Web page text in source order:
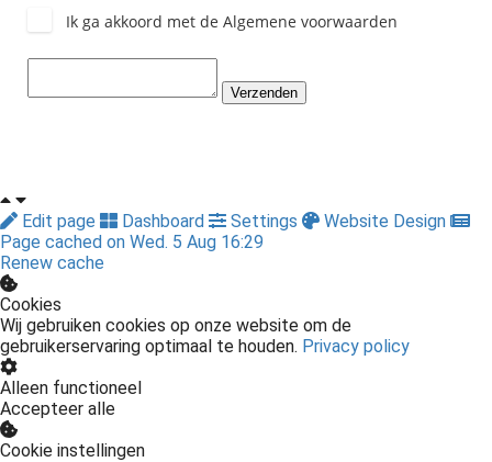
Ik ga akkoord met de Algemene voorwaarden
Verzenden
Edit page Dashboard Settings
Website Design
Page cached on Wed. 5 Aug 16:29
Renew cache
Cookies
Wij gebruiken cookies op onze website om de
gebruikerservaring optimaal te houden. Privacy policy
Alleen functioneel
Accepteer alle
Cookie instellingen